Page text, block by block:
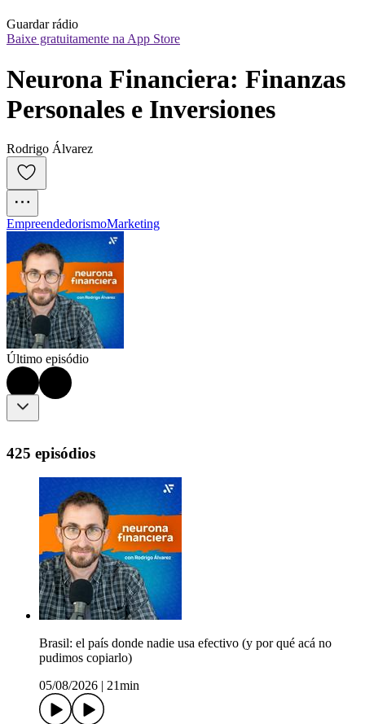
Guardar rádio
Baixe gratuitamente na App Store
Neurona Financiera: Finanzas
Personales e Inversiones
Rodrigo Álvarez
EmpreendedorismoMarketing
Último episódio
425 episódios
Brasil: el país donde nadie usa efectivo (y por qué acá no
pudimos copiarlo)
05/08/2026
21min